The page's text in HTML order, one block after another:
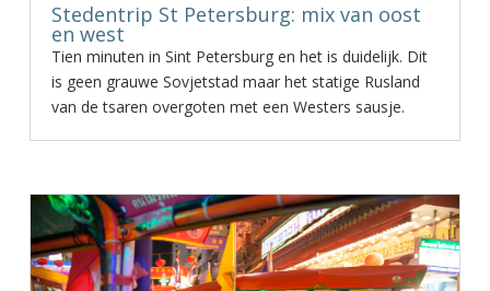
Stedentrip St Petersburg: mix van oost
en west
Tien minuten in Sint Petersburg en het is duidelijk. Dit
is geen grauwe Sovjetstad maar het statige Rusland
van de tsaren overgoten met een Westers sausje.